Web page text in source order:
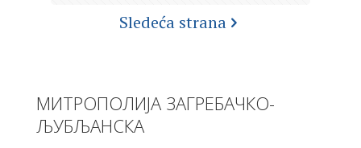
Sledeća strana
МИТРОПОЛИЈА ЗАГРЕБАЧКО-
ЉУБЉАНСКА